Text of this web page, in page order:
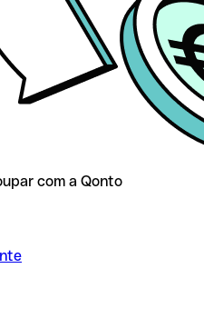
com a Qonto